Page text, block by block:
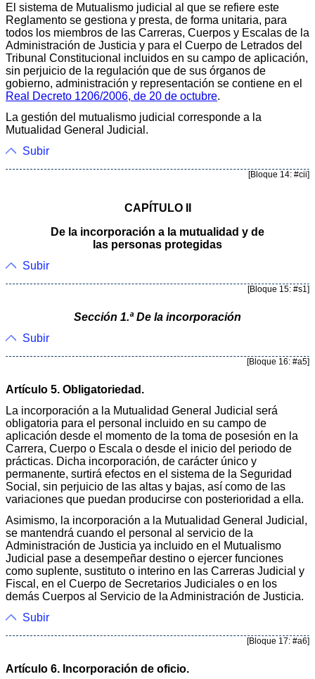
El sistema de Mutualismo judicial al que se refiere este
Reglamento se gestiona y presta, de forma unitaria, para
todos los miembros de las Carreras, Cuerpos y Escalas de la
Administración de Justicia y para el Cuerpo de Letrados del
Tribunal Constitucional incluidos en su campo de aplicación,
sin perjuicio de la regulación que de sus órganos de
gobierno, administración y representación se contiene en el
Real Decreto 1206/2006, de 20 de octubre.
La gestión del mutualismo judicial corresponde a la
Mutualidad General Judicial.
Subir
[Bloque 14: #cii]
CAPÍTULO II
De la incorporación a la mutualidad y de
las personas protegidas
Subir
[Bloque 15: #s1]
Sección 1.ª De la incorporación
Subir
[Bloque 16: #a5]
Artículo 5. Obligatoriedad.
La incorporación a la Mutualidad General Judicial será
obligatoria para el personal incluido en su campo de
aplicación desde el momento de la toma de posesión en la
Carrera, Cuerpo o Escala o desde el inicio del periodo de
prácticas. Dicha incorporación, de carácter único y
permanente, surtirá efectos en el sistema de la Seguridad
Social, sin perjuicio de las altas y bajas, así como de las
variaciones que puedan producirse con posterioridad a ella.
Asimismo, la incorporación a la Mutualidad General Judicial,
se mantendrá cuando el personal al servicio de la
Administración de Justicia ya incluido en el Mutualismo
Judicial pase a desempeñar destino o ejercer funciones
como suplente, sustituto o interino en las Carreras Judicial y
Fiscal, en el Cuerpo de Secretarios Judiciales o en los
demás Cuerpos al Servicio de la Administración de Justicia.
Subir
[Bloque 17: #a6]
Artículo 6. Incorporación de oficio.